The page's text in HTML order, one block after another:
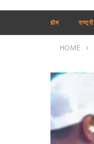
होम
HOME